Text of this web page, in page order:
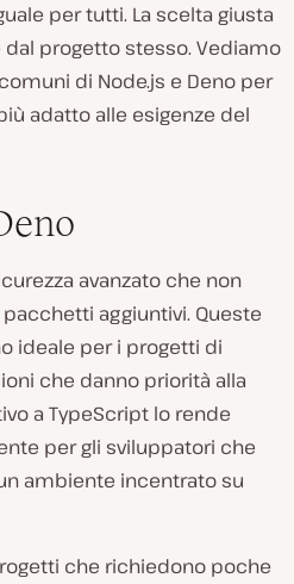
per tutti. La scelta giusta
progetto stesso. Vediamo
di Node.js e Deno per
adatto alle esigenze del
avanzato che non
aggiuntivi. Queste
ideale per i progetti di
che danno priorità alla
a TypeScript lo rende
per gli sviluppatori che
ambiente incentrato su
che richiedono poche